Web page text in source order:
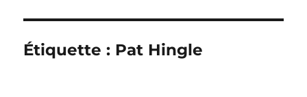
Étiquette : Pat Hingle